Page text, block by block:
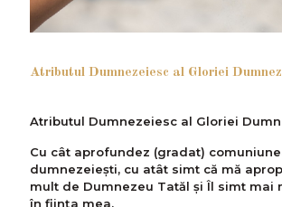
Atributul Dumnezeiesc al Gloriei
Atributul Dumnezeiesc al Gloriei
Cu cât aprofundez (gradat)
dumnezeiești, cu atât simt că mă
mult de Dumnezeu Tatăl și Îl simt mai
în ființa mea.